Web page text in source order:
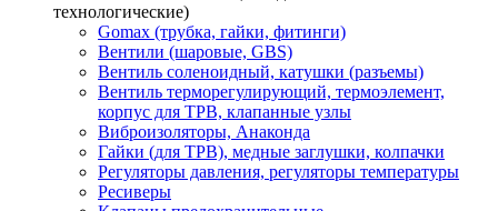
технологические)
Gomax (трубка, гайки, фитинги)
Вентили (шаровые, GBS)
Вентиль соленоидный, катушки (разъемы)
Вентиль терморегулирующий, термоэлемент,
корпус для ТРВ, клапанные узлы
Виброизоляторы, Анаконда
Гайки (для ТРВ), медные заглушки, колпачки
Регуляторы давления, регуляторы температуры
Ресиверы